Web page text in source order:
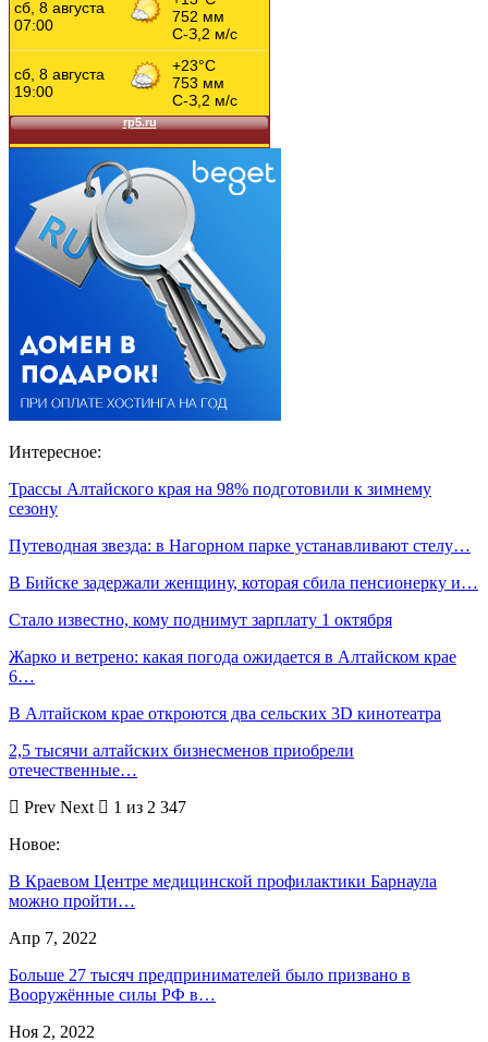
Интересное:
Трассы Алтайского края на 98% подготовили к зимнему
сезону
Путеводная звезда: в Нагорном парке устанавливают стелу…
В Бийске задержали женщину, которая сбила пенсионерку и…
Стало известно, кому поднимут зарплату 1 октября
Жарко и ветрено: какая погода ожидается в Алтайском крае
6…
В Алтайском крае откроются два сельских 3D кинотеатра
2,5 тысячи алтайских бизнесменов приобрели
отечественные…
Prev Next
1 из 2 347
Новое:
В Краевом Центре медицинской профилактики Барнаула
можно пройти…
Апр 7, 2022
Больше 27 тысяч предпринимателей было призвано в
Вооружённые силы РФ в…
Ноя 2, 2022